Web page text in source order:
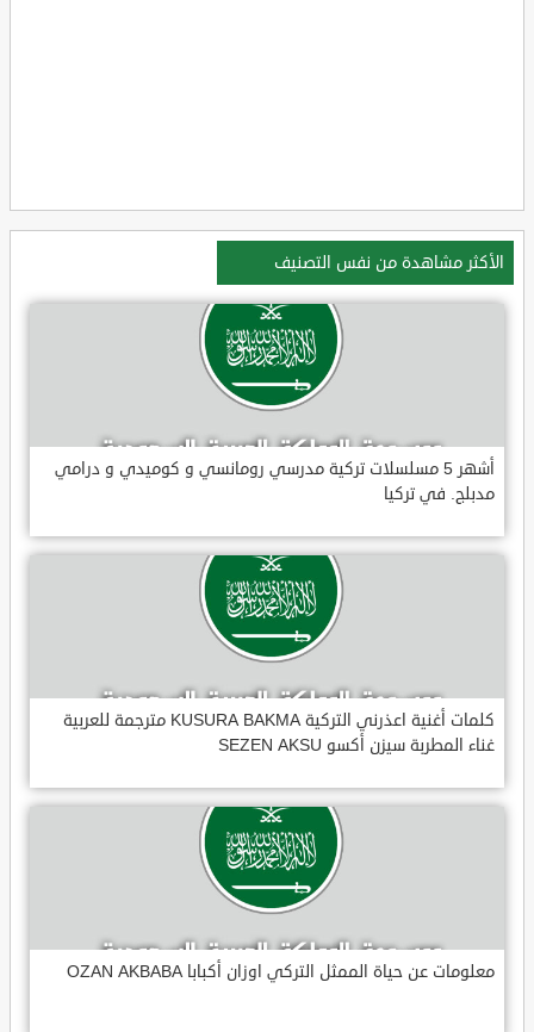
الأكثر مشاهدة من نفس التصنيف
أشهر 5 مسلسلات تركية مدرسي رومانسي و كوميدي و درامي
مدبلج. في تركيا
كلمات أغنية اعذرني التركية KUSURA BAKMA مترجمة للعربية
غناء المطربة سيزن أكسو SEZEN AKSU
معلومات عن حياة الممثل التركي اوزان أكبابا OZAN AKBABA